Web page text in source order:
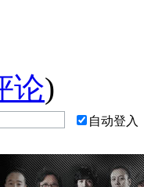
论)
自动登入